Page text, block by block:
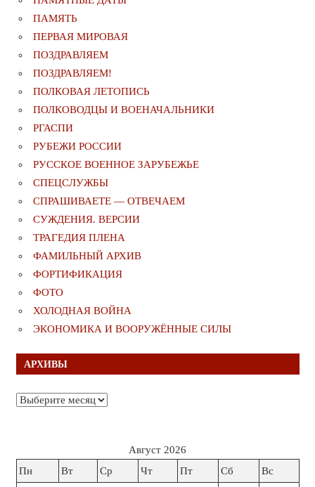
ПАМЯТЬ
ПЕРВАЯ МИРОВАЯ
ПОЗДРАВЛЯЕМ
ПОЗДРАВЛЯЕМ!
ПОЛКОВАЯ ЛЕТОПИСЬ
ПОЛКОВОДЦЫ И ВОЕНАЧАЛЬНИКИ
РГАСПИ
РУБЕЖИ РОССИИ
РУССКОЕ ВОЕННОЕ ЗАРУБЕЖЬЕ
СПЕЦСЛУЖБЫ
СПРАШИВАЕТЕ — ОТВЕЧАЕМ
СУЖДЕНИЯ. ВЕРСИИ
ТРАГЕДИЯ ПЛЕНА
ФАМИЛЬНЫЙ АРХИВ
ФОРТИФИКАЦИЯ
ФОТО
ХОЛОДНАЯ ВОЙНА
ЭКОНОМИКА И ВООРУЖЁННЫЕ СИЛЫ
АРХИВЫ
Архивы
Август 2026
Пн
Вт Ср Чт Пт Сб Вс